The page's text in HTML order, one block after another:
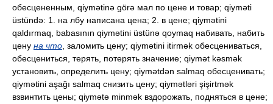
обесцененным, qiymətinə görə мал по цене и товар; qiyməti
üstündə: 1. на лбу написана цена; 2. в цене; qiymətini
qaldırmaq, babasının qiymətini üstünə qoymaq набивать, набить
цену на что , заломить цену; qiymətini itirmək обесцениваться,
обесцениться, терять, потерять значение; qiymət kəsmək
установить, определить цену; qiymətdən salmaq обесценивать;
qiymətini aşağı salmaq снизить цену; qiymətləri şişirtmək
взвинтить цены; qiymətə minmək вздорожать, подняться в цене;